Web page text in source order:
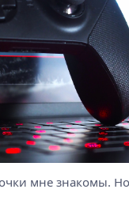
мне знакомы.